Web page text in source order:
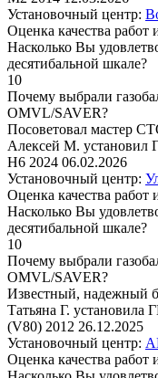
Установочный центр:
Оценка качества
Насколько Вы
десятибальной шкале?
10
Почему выбрали
OMVL/SAVER?
Посоветовал мастер
Алексей М. установил
H6 2024 06.02.2026
Установочный центр:
Оценка качества
Насколько Вы
десятибальной шкале?
10
Почему выбрали
OMVL/SAVER?
Известный, надежный
Татьяна Г. установила
(V80) 2012 26.12.2025
Установочный центр:
Оценка качества